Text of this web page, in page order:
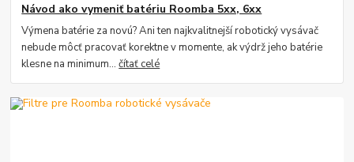
Návod ako vymeniť batériu Roomba 5xx, 6xx
Výmena batérie za novú? Ani ten najkvalitnejší robotický vysávač
nebude môcť pracovať korektne v momente, ak výdrž jeho batérie
klesne na minimum...čítať celé